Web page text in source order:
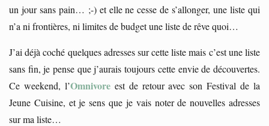
un jour sans pain… ;-) et elle ne cesse de s’allonger, une liste qui
n’a ni frontières, ni limites de budget une liste de rêve quoi…
J’ai déjà coché quelques adresses sur cette liste mais c’est une liste
sans fin, je pense que j’aurais toujours cette envie de découvertes.
Ce weekend, l’Omnivoreest de retour avec son Festival de la
Jeune Cuisine, et je sens que je vais noter de nouvelles adresses
sur ma liste…